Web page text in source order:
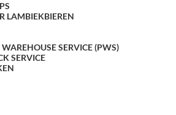
LAMBIEKBIEREN
SERVICE (PWS)
SERVICE